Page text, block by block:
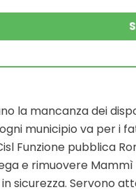
la mancanza dei
municipio va per i
Funzione pubblica
e rimuovere
sicurezza. Servono